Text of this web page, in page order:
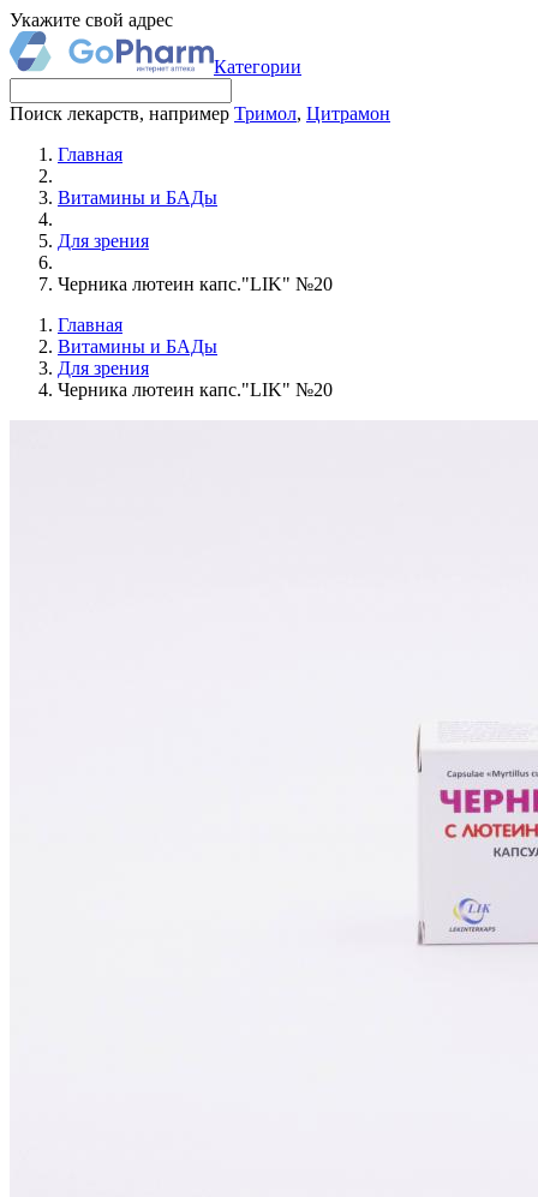
Укажите свой адрес
Категории
Поиск лекарств, например Тримол, Цитрамон
Главная
Витамины и БАДы
Для зрения
Черника лютеин капс."LIK" №20
Главная
Витамины и БАДы
Для зрения
Черника лютеин капс."LIK" №20